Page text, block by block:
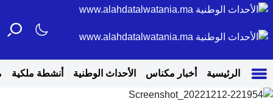
الرئيسية أخبار مكناس الأحداث الوطنية أنشطة ملكية